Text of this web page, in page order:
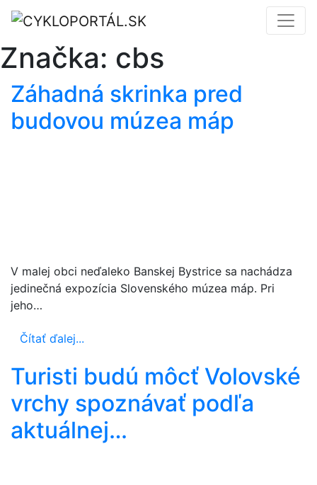
Značka: cbs
Záhadná skrinka pred
budovou múzea máp
V malej obci neďaleko Banskej Bystrice sa nachádza
jedinečná expozícia Slovenského múzea máp. Pri
jeho…
Čítať ďalej...
Turisti budú môcť Volovské
vrchy spoznávať podľa
aktuálnej…